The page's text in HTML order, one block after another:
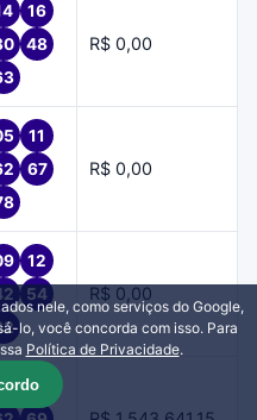
16
48
R$ 0,00
11
67
R$ 0,00
12
54
R$ 0,00
56
nele, como serviços do Google,
lo, você concorda com isso. Para
Política de Privacidade.